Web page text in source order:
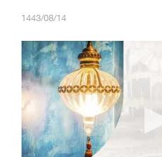
1443/08/14